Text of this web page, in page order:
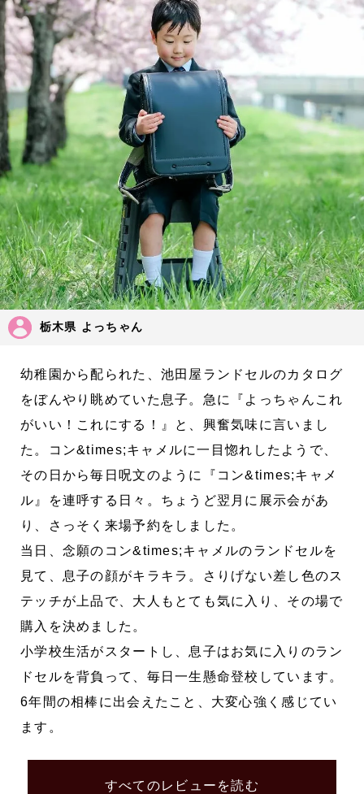
栃木県 よっちゃん
幼稚園から配られた、池田屋ランドセルのカタログ
をぼんやり眺めていた息子。急に『よっちゃんこれ
がいい！これにする！』と、興奮気味に言いまし
た。コン&times;キャメルに一目惚れしたようで、
その日から毎日呪文のように『コン&times;キャメ
ル』を連呼する日々。ちょうど翌月に展示会があ
り、さっそく来場予約をしました。
当日、念願のコン&times;キャメルのランドセルを
見て、息子の顔がキラキラ。さりげない差し色のス
テッチが上品で、大人もとても気に入り、その場で
購入を決めました。
小学校生活がスタートし、息子はお気に入りのラン
ドセルを背負って、毎日一生懸命登校しています。
6年間の相棒に出会えたこと、大変心強く感じてい
ます。
すべてのレビューを読む